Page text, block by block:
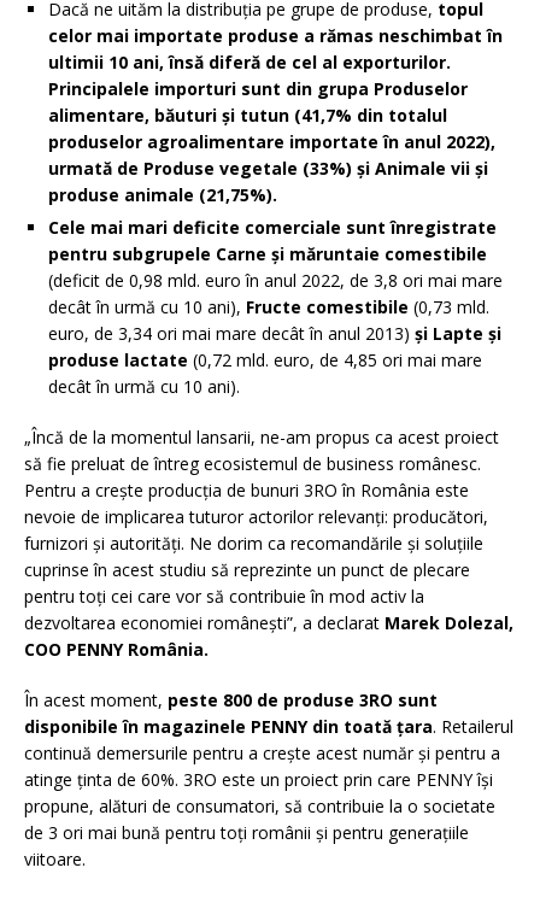
Dacă ne uităm la distribuția pe grupe de produse, topul
celor mai importate produse a rămas neschimbat în
ultimii 10 ani, însă diferă de cel al exporturilor.
Principalele importuri sunt din grupa Produselor
alimentare, băuturi și tutun (41,7% din totalul
produselor agroalimentare importate în anul 2022),
urmată de Produse vegetale (33%) și Animale vii și
produse animale (21,75%).
Cele mai mari deficite comerciale sunt înregistrate
pentru subgrupele Carne și măruntaie comestibile
(deficit de 0,98 mld. euro în anul 2022, de 3,8 ori mai mare
decât în urmă cu 10 ani), Fructe comestibile (0,73 mld.
euro, de 3,34 ori mai mare decât în anul 2013) și Lapte și
produse lactate (0,72 mld. euro, de 4,85 ori mai mare
decât în urmă cu 10 ani).
„Încă de la momentul lansarii, ne-am propus ca acest proiect
să fie preluat de întreg ecosistemul de business românesc.
Pentru a crește producția de bunuri 3RO în România este
nevoie de implicarea tuturor actorilor relevanți: producători,
furnizori și autorități. Ne dorim ca recomandările și soluțiile
cuprinse în acest studiu să reprezinte un punct de plecare
pentru toți cei care vor să contribuie în mod activ la
dezvoltarea economiei românești”, a declarat Marek Dolezal,
COO PENNY România.
În acest moment, peste 800 de produse 3RO sunt
disponibile în magazinele PENNY din toată țara. Retailerul
continuă demersurile pentru a crește acest număr și pentru a
atinge ținta de 60%. 3RO este un proiect prin care PENNY își
propune, alături de consumatori, să contribuie la o societate
de 3 ori mai bună pentru toți românii și pentru generațiile
viitoare.